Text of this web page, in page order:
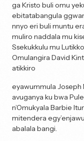
ga Kristo buli omu
ebitatabangula
nnyo eri buli muntu
muliro naddala mu
Ssekukkulu mu
Omulangira David
atikkiro
eyawummula Joseph
avuganya ku bwa
n’Omukyala Barbie
mitendera
abalala bangi.